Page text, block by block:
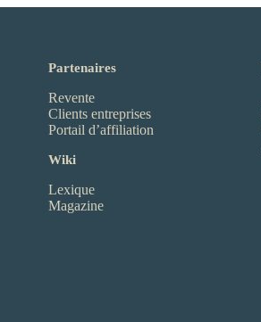
Partenaires
Revente
Clients entreprises
Portail d’affiliation
Wiki
Lexique
Magazine